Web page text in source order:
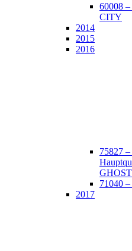
60008
CITY
2014
2015
2016
75827
71040
2017